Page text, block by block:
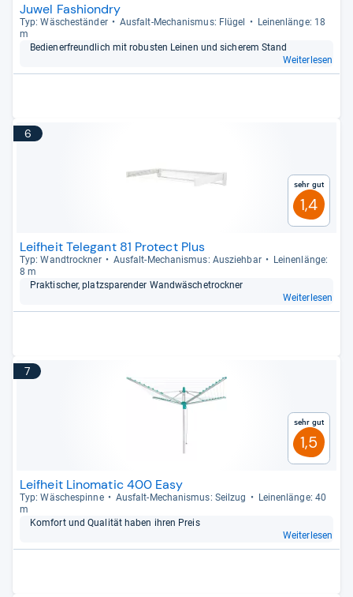
Juwel Fashiondry
Typ: Wäsche­stän­der Aus­falt-​Mecha­nis­mus: Flü­gel
Lei­nen­länge: 18
m
Bediener­freund­lich mit robus­ten Lei­nen und siche­rem Stand
Weiterlesen
6
Sehr gut
1,4
Leifheit Telegant 81 Protect Plus
Typ: Wand­trock­ner Aus­falt-​Mecha­nis­mus: Aus­zieh­bar
Lei­nen­länge:
8 m
Prak­ti­scher, platz­spa­ren­der Wand­wä­sche­trock­ner
Weiterlesen
7
Sehr gut
1,5
Leifheit Linomatic 400 Easy
Typ: Wäsche­spinne Aus­falt-​Mecha­nis­mus: Seil­zug
Lei­nen­länge: 40
m
Kom­fort und Qua­li­tät haben ihren Preis
Weiterlesen